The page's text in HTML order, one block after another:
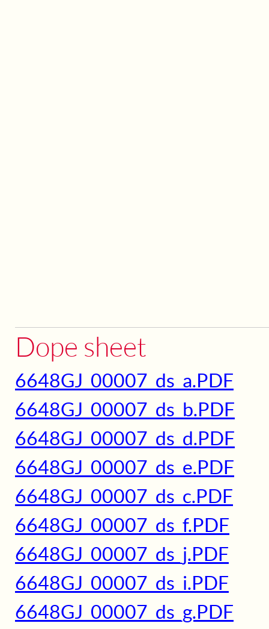
Dope sheet
6648GJ_00007_ds_a.PDF
6648GJ_00007_ds_b.PDF
6648GJ_00007_ds_d.PDF
6648GJ_00007_ds_e.PDF
6648GJ_00007_ds_c.PDF
6648GJ_00007_ds_f.PDF
6648GJ_00007_ds_j.PDF
6648GJ_00007_ds_i.PDF
6648GJ_00007_ds_g.PDF